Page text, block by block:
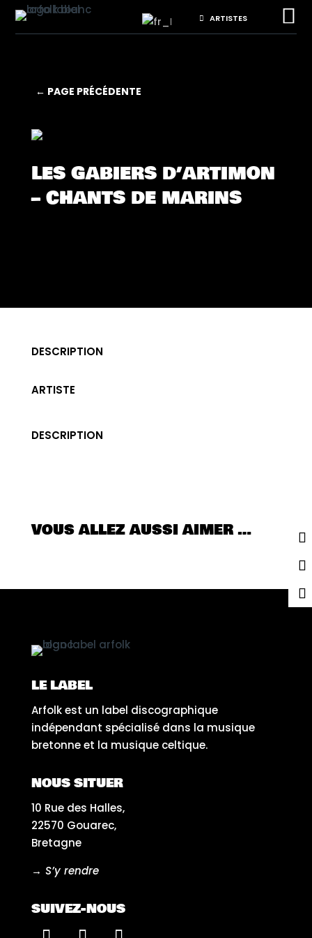
ARTISTES 
← PAGE PRÉCÉDENTE
LES GABIERS D’ARTIMON
– CHANTS DE MARINS
DESCRIPTION
ARTISTE
DESCRIPTION
VOUS ALLEZ AUSSI AIMER …
LE LABEL
Arfolk est un label discographique
indépendant spécialisé dans la musique
bretonne et la musique celtique.
NOUS SITUER
10 Rue des Halles,
22570 Gouarec,
Bretagne
→ S’y rendre
SUIVEZ-NOUS